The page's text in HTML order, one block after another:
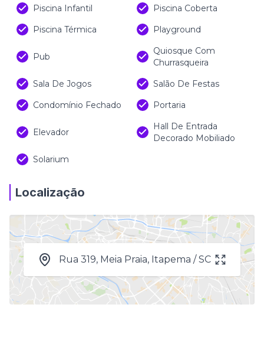
Piscina Infantil
Piscina Coberta
Piscina Térmica
Playground
Pub
Quiosque Com
Churrasqueira
Sala De Jogos
Salão De Festas
Condomínio Fechado
Portaria
Elevador
Hall De Entrada
Decorado Mobiliado
Solarium
Localização
Rua 319, Meia Praia, Itapema / SC